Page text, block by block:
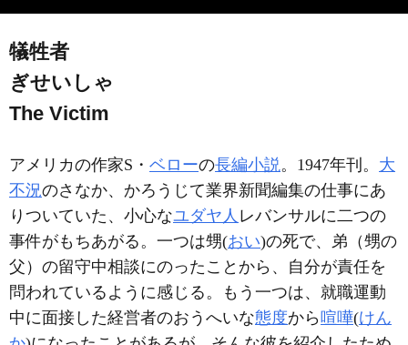
犠牲者
ぎせいしゃ
The Victim
アメリカの作家S・ ベローの長編小説。1947年刊。 大
不況のさなか、かろうじて業界新聞編集の仕事にあ
りついていた、小心なユダヤ人 レバンサルに二つの
事件がもちあがる。一つは甥(おい)の死で、弟（甥の
父）の留守中相談にのったことから、自分が責任を
問われているように感じる。もう一つは、就職運動
中に面接した経営者のおうへいな態度から喧嘩(けん